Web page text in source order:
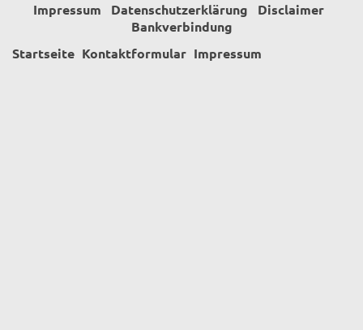
Impressum Datenschutzerklärung
Disclaimer
Bankverbindung
Startseite Kontaktformular Impressum